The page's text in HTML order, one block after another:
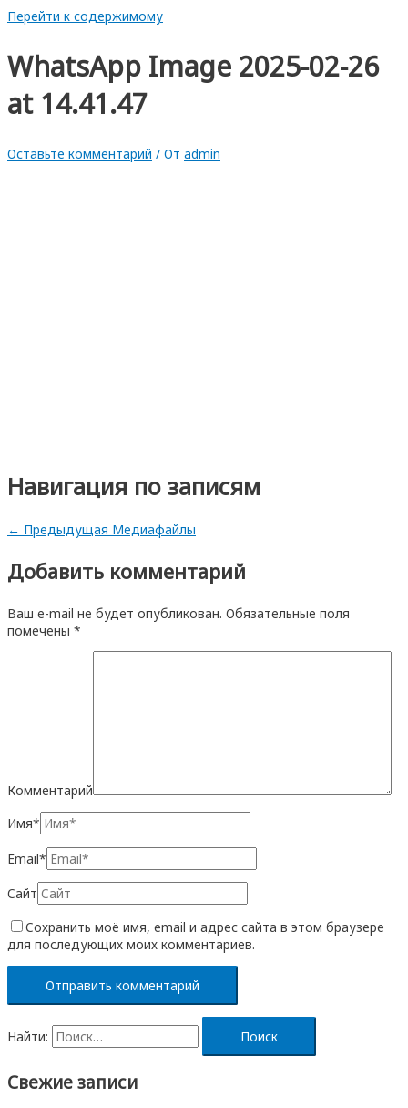
Перейти к содержимому
WhatsApp Image 2025-02-26
at 14.41.47
Оставьте комментарий / От admin
Навигация по записям
← Предыдущая Медиафайлы
Добавить комментарий
Ваш e-mail не будет опубликован. Обязательные поля
помечены *
Комментарий
Имя*
Email*
Сайт
Сохранить моё имя, email и адрес сайта в этом браузере
для последующих моих комментариев.
Найти:
Свежие записи